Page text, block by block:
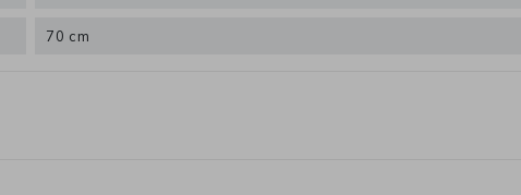
70 cm